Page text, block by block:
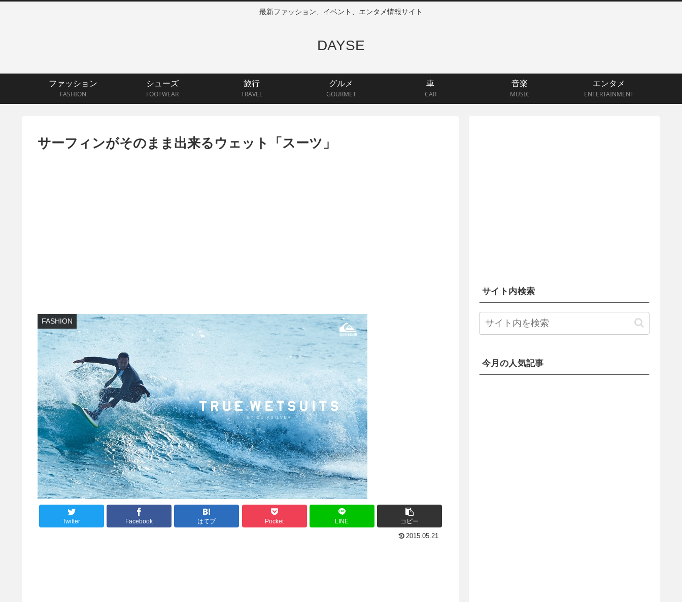
最新ファッション、イベント、エンタメ情報サイト
DAYSE
ファッション
FASHION
シューズ
FOOTWEAR
旅行
TRAVEL
グルメ
GOURMET
車
CAR
音楽
MUSIC
エンタメ
ENTERTAINMENT
サーフィンがそのまま出来るウェット「スーツ」
FASHION
Twitter Facebook はてブ Pocket LINE コピー
2015.05.21
サイト内検索
今月の人気記事